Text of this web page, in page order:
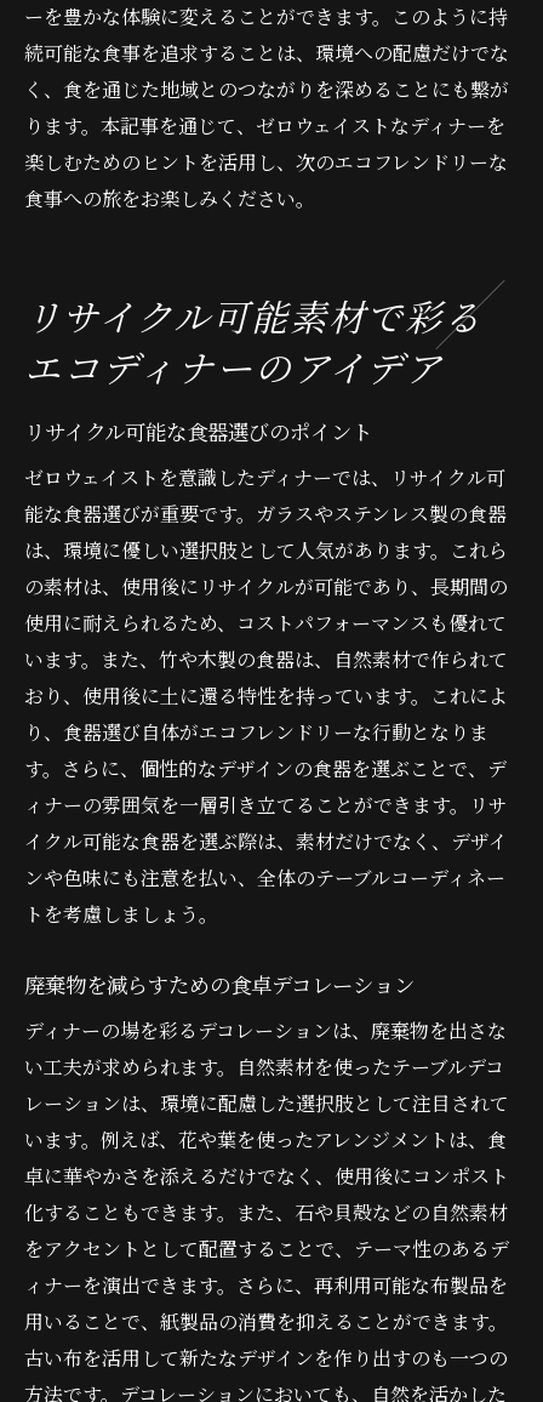
ーを豊かな体験に変えることができます。このように持
続可能な食事を追求することは、環境への配慮だけでな
く、食を通じた地域とのつながりを深めることにも繋が
ります。本記事を通じて、ゼロウェイストなディナーを
楽しむためのヒントを活用し、次のエコフレンドリーな
食事への旅をお楽しみください。
リサイクル可能素材で彩る
エコディナーのアイデア
リサイクル可能な食器選びのポイント
ゼロウェイストを意識したディナーでは、リサイクル可
能な食器選びが重要です。ガラスやステンレス製の食器
は、環境に優しい選択肢として人気があります。これら
の素材は、使用後にリサイクルが可能であり、長期間の
使用に耐えられるため、コストパフォーマンスも優れて
います。また、竹や木製の食器は、自然素材で作られて
おり、使用後に土に還る特性を持っています。これによ
り、食器選び自体がエコフレンドリーな行動となりま
す。さらに、個性的なデザインの食器を選ぶことで、デ
ィナーの雰囲気を一層引き立てることができます。リサ
イクル可能な食器を選ぶ際は、素材だけでなく、デザイ
ンや色味にも注意を払い、全体のテーブルコーディネー
トを考慮しましょう。
廃棄物を減らすための食卓デコレーション
ディナーの場を彩るデコレーションは、廃棄物を出さな
い工夫が求められます。自然素材を使ったテーブルデコ
レーションは、環境に配慮した選択肢として注目されて
います。例えば、花や葉を使ったアレンジメントは、食
卓に華やかさを添えるだけでなく、使用後にコンポスト
化することもできます。また、石や貝殻などの自然素材
をアクセントとして配置することで、テーマ性のあるデ
ィナーを演出できます。さらに、再利用可能な布製品を
用いることで、紙製品の消費を抑えることができます。
古い布を活用して新たなデザインを作り出すのも一つの
方法です。デコレーションにおいても、自然を活かした